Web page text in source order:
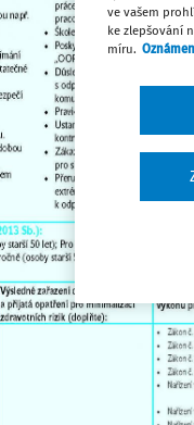
ve vašem
ke zlepšování
míru.